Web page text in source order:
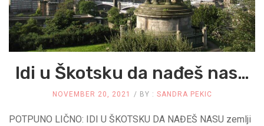
Idi u Škotsku da nađeš nas…
NOVEMBER 20, 2021 BY : SANDRA PEKIC
POTPUNO LIČNO: IDI U ŠKOTSKU DA NAĐEŠ NASU zemlji